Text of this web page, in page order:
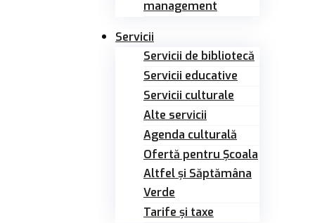
management
Servicii
Servicii de bibliotecă
Servicii educative
Servicii culturale
Alte servicii
Agenda culturală
Ofertă pentru Şcoala
Altfel și Săptămâna
Verde
Tarife și taxe